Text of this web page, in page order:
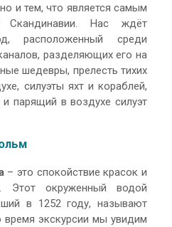
и тем, что является самым
Нас ждёт
расположенный среди
разделяющих его на
шедевры, прелесть тихих
силуэты яхт и кораблей,
парящий в воздухе силуэт
– это спокойствие красок и
Этот окруженный водой
в 1252 году, называют
экскурсии мы увидим